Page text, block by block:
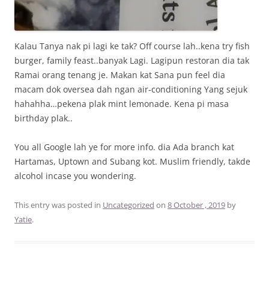
Kalau Tanya nak pi lagi ke tak? Off course lah..kena try fish
burger, family feast..banyak Lagi. Lagipun restoran dia tak
Ramai orang tenang je. Makan kat Sana pun feel dia
macam dok oversea dah ngan air-conditioning Yang sejuk
hahahha…pekena plak mint lemonade. Kena pi masa
birthday plak..
You all Google lah ye for more info. dia Ada branch kat
Hartamas, Uptown and Subang kot. Muslim friendly, takde
alcohol incase you wondering.
This entry was posted in Uncategorized on 8 October , 2019 by
Yatie.